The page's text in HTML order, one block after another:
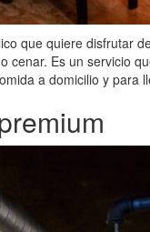
que quiere disfrutar
Es un servicio
a domicilio y para